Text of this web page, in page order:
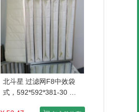
北斗星 过滤网F8中效袋
式，592*592*381-30 售